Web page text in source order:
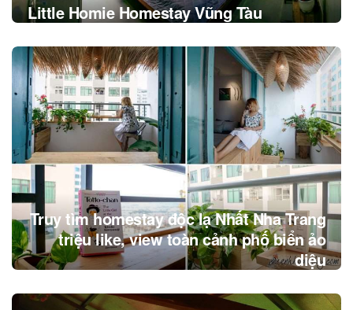
Little Homie Homestay Vũng Tàu
Truy tìm homestay độc lạ Nhất Nha Trang
triệu like, view toàn cảnh phố biển ảo
diệu